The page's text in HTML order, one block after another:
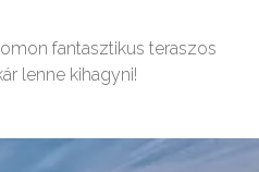
fantasztikus teraszos
lenne kihagyni!